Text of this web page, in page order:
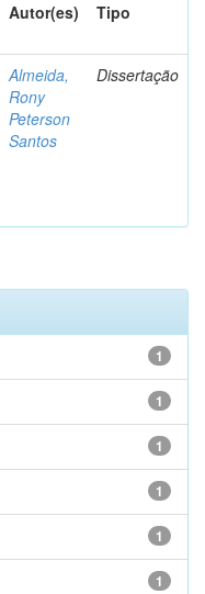
Autor(es) Tipo
Almeida,
Rony
Peterson
Santos
Dissertação
1
1
1
1
1
1